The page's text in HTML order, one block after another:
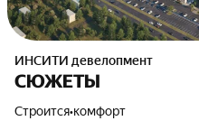
ИНСИТИ девелопмент
СЮЖЕТЫ
Строится•комфорт